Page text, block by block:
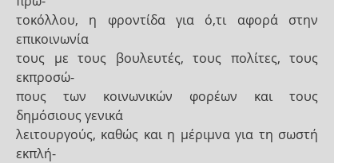
τοκόλλου, η φροντίδα για ό,τι αφορά στην
επικοινωνία
τους με τους βουλευτές, τους πολίτες, τους
εκπροσώ-
πους των κοινωνικών φορέων και τους
δημόσιους γενικά
λειτουργούς, καθώς και η μέριμνα για τη σωστή
εκπλή-